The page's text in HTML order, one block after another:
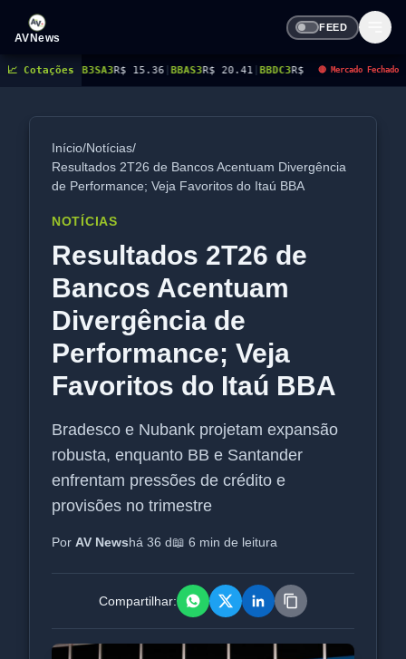
AVNews
FEED
📈 Cotações
R$ 15.36|BBAS3R$ 20.41|BBDC3R$ 15.50|BBDC4R$ 17.71| BBSE3R$
🔴 Mercado Fechado
Início/Notícias/
Resultados 2T26 de Bancos Acentuam Divergência
de Performance; Veja Favoritos do Itaú BBA
NOTÍCIAS
Resultados 2T26 de
Bancos Acentuam
Divergência de
Performance; Veja
Favoritos do Itaú BBA
Bradesco e Nubank projetam expansão
robusta, enquanto BB e Santander
enfrentam pressões de crédito e
provisões no trimestre
Por AV Newshá 36 d📖 6 min de leitura
Compartilhar: